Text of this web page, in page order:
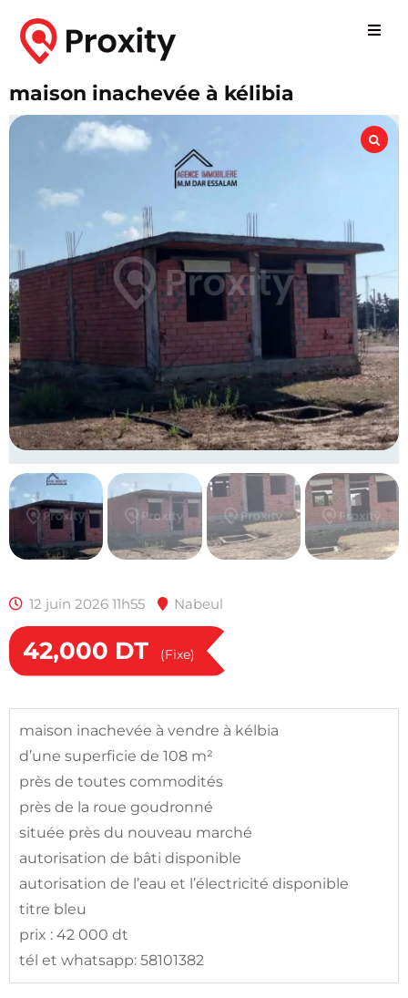
maison inachevée à kélibia
12 juin 2026 11h55 Nabeul
42,000 DT (Fixe)
maison inachevée à vendre à kélbia
d’une superficie de 108 m²
près de toutes commodités
près de la roue goudronné
située près du nouveau marché
autorisation de bâti disponible
autorisation de l’eau et l’électricité disponible
titre bleu
prix : 42 000 dt
tél et whatsapp: 58101382